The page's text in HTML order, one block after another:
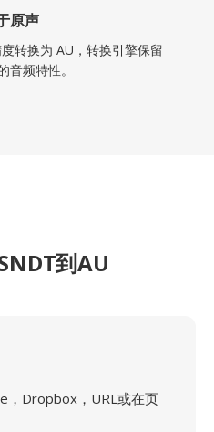
原声
转换为 AU，转换引擎保留
音频特性。
到AU
，Dropbox，URL或在页